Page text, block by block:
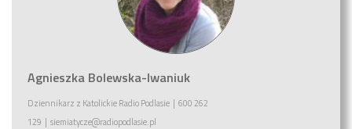
Agnieszka Bolewska-Iwaniuk
Dziennikarz z Katolickie Radio Podlasie | 600 262
129 | siemiatycze@radiopodlasie.pl